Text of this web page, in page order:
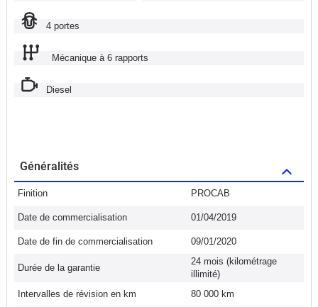
4 portes
Mécanique à 6 rapports
Diesel
Généralités
Finition PROCAB
Date de commercialisation 01/04/2019
Date de fin de commercialisation 09/01/2020
Durée de la garantie
24 mois (kilométrage
illimité)
Intervalles de révision en km
80 000 km